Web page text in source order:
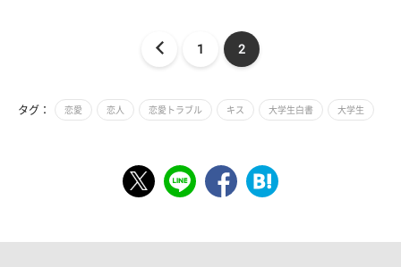
1 2
タグ： 恋愛 恋人 恋愛トラブル キス 大学生白書 大学生